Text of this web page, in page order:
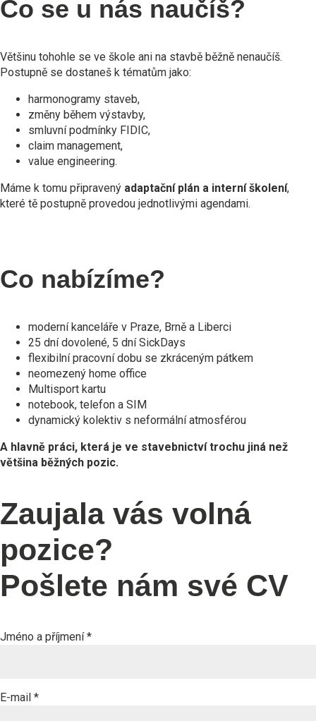
Co se u nás naučíš?
Většinu tohohle se ve škole ani na stavbě běžně nenaučíš.
Postupně se dostaneš k tématům jako:
harmonogramy staveb,
změny během výstavby,
smluvní podmínky FIDIC,
claim management,
value engineering.
Máme k tomu připravený adaptační plán a interní školení,
které tě postupně provedou jednotlivými agendami.
Co nabízíme?
moderní kanceláře v Praze, Brně a Liberci
25 dní dovolené, 5 dní SickDays
flexibilní pracovní dobu se zkráceným pátkem
neomezený home office
Multisport kartu
notebook, telefon a SIM
dynamický kolektiv s neformální atmosférou
A hlavně práci, která je ve stavebnictví trochu jiná než
většina běžných pozic.
Zaujala vás volná
pozice?
Pošlete nám své CV
Jméno a příjmení*
E-mail *